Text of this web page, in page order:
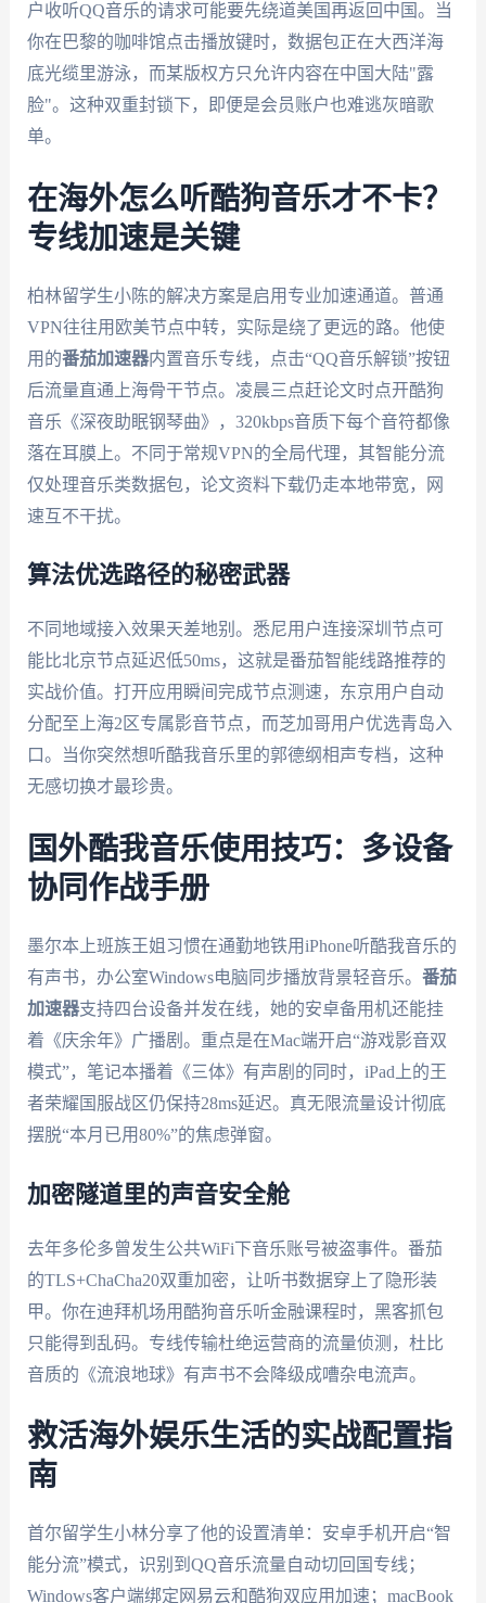
户收听QQ音乐的请求可能要先绕道美国再返回中国。当
你在巴黎的咖啡馆点击播放键时，数据包正在大西洋海
底光缆里游泳，而某版权方只允许内容在中国大陆"露
脸"。这种双重封锁下，即便是会员账户也难逃灰暗歌
单。
在海外怎么听酷狗音乐才不卡？
专线加速是关键
柏林留学生小陈的解决方案是启用专业加速通道。普通
VPN往往用欧美节点中转，实际是绕了更远的路。他使
用的番茄加速器内置音乐专线，点击“QQ音乐解锁”按钮
后流量直通上海骨干节点。凌晨三点赶论文时点开酷狗
音乐《深夜助眠钢琴曲》，320kbps音质下每个音符都像
落在耳膜上。不同于常规VPN的全局代理，其智能分流
仅处理音乐类数据包，论文资料下载仍走本地带宽，网
速互不干扰。
算法优选路径的秘密武器
不同地域接入效果天差地别。悉尼用户连接深圳节点可
能比北京节点延迟低50ms，这就是番茄智能线路推荐的
实战价值。打开应用瞬间完成节点测速，东京用户自动
分配至上海2区专属影音节点，而芝加哥用户优选青岛入
口。当你突然想听酷我音乐里的郭德纲相声专档，这种
无感切换才最珍贵。
国外酷我音乐使用技巧：多设备
协同作战手册
墨尔本上班族王姐习惯在通勤地铁用iPhone听酷我音乐的
有声书，办公室Windows电脑同步播放背景轻音乐。 番茄
加速器支持四台设备并发在线，她的安卓备用机还能挂
着《庆余年》广播剧。重点是在Mac端开启“游戏影音双
模式”，笔记本播着《三体》有声剧的同时，iPad上的王
者荣耀国服战区仍保持28ms延迟。真无限流量设计彻底
摆脱“本月已用80%”的焦虑弹窗。
加密隧道里的声音安全舱
去年多伦多曾发生公共WiFi下音乐账号被盗事件。番茄
的TLS+ChaCha20双重加密，让听书数据穿上了隐形装
甲。你在迪拜机场用酷狗音乐听金融课程时，黑客抓包
只能得到乱码。专线传输杜绝运营商的流量侦测，杜比
音质的《流浪地球》有声书不会降级成嘈杂电流声。
救活海外娱乐生活的实战配置指
南
首尔留学生小林分享了他的设置清单：安卓手机开启“智
能分流”模式，识别到QQ音乐流量自动切回国专线；
Windows客户端绑定网易云和酷狗双应用加速；macBook